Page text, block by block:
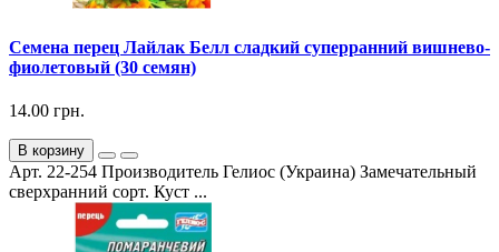
Семена перец Лайлак Белл сладкий суперранний вишнево-
фиолетовый (30 семян)
14.00 грн.
В корзину
Арт. 22-254 Производитель Гелиос (Украина) Замечательный
сверхранний сорт. Куст ...